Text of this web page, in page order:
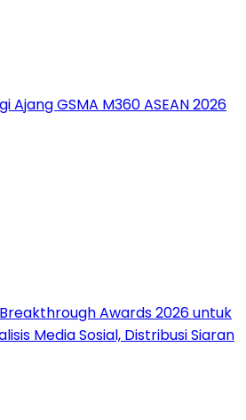
Ajang GSMA M360 ASEAN 2026
Awards 2026 untuk
Media Sosial, Distribusi Siaran